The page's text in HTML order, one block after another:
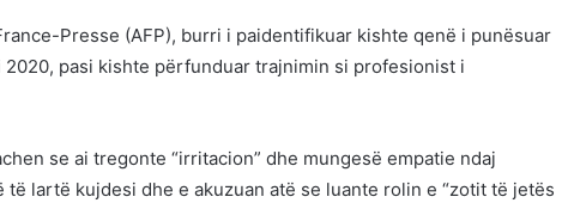
Presse (AFP), burri i paidentifikuar kishte qenë i punësuar
pasi kishte përfunduar trajnimin si profesionist i
se ai tregonte “irritacion” dhe mungesë empatie ndaj
lartë kujdesi dhe e akuzuan atë se luante rolin e “zotit të jetës